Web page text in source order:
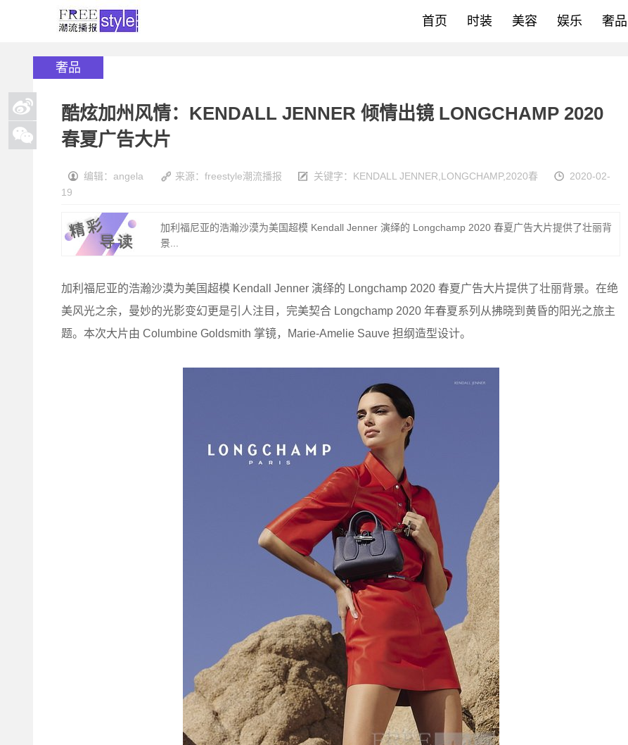
首页 时装 美容 娱乐 奢品
奢品
酷炫加州风情：KENDALL JENNER 倾情出镜 LONGCHAMP 2020
春夏广告大片
编辑：angela 来源：freestyle潮流播报 关键字： KENDALL JENNER LONGCHAMP,2020春
2020-02-
19
加利福尼亚的浩瀚沙漠为美国超模 Kendall Jenner 演绎的 Longchamp 2020 春夏广告大片提供了壮丽背
景...
加利福尼亚的浩瀚沙漠为美国超模 Kendall Jenner 演绎的 Longchamp 2020 春夏广告大片提供了壮丽背景。在绝
美风光之余，曼妙的光影变幻更是引人注目，完美契合 Longchamp 2020 年春夏系列从拂晓到黄昏的阳光之旅主
题。本次大片由 Columbine Goldsmith 掌镜，Marie-Amelie Sauve 担纲造型设计。